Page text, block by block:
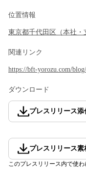
位置情報
東京都千代田区 （本社・
関連リンク
https://bft-yorozu.com/
ダウンロード
プレスリリース添
プレスリリース素
このプレスリリース内で使